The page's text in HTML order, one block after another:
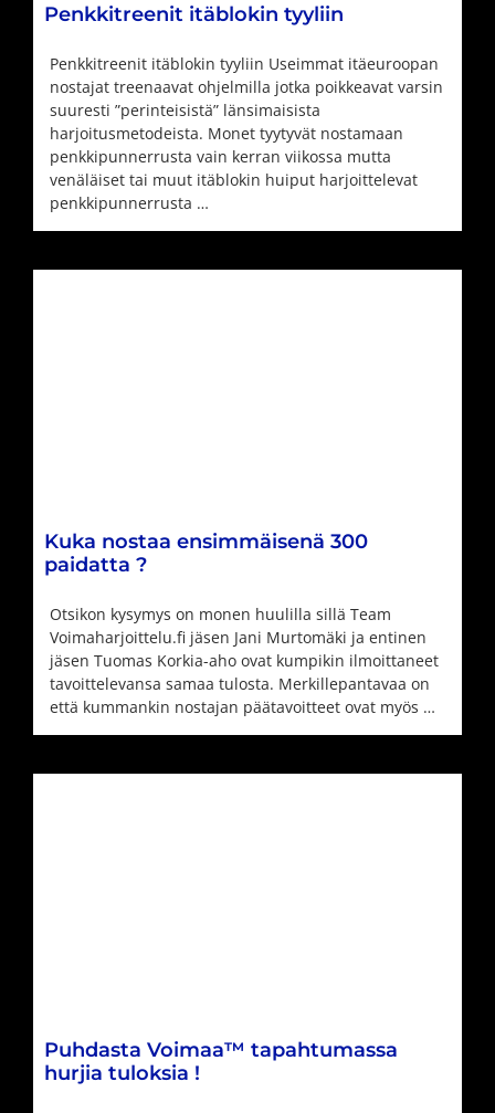
Penkkitreenit itäblokin tyyliin
Penkkitreenit itäblokin tyyliin Useimmat itäeuroopan
nostajat treenaavat ohjelmilla jotka poikkeavat varsin
suuresti ”perinteisistä” länsimaisista
harjoitusmetodeista. Monet tyytyvät nostamaan
penkkipunnerrusta vain kerran viikossa mutta
venäläiset tai muut itäblokin huiput harjoittelevat
penkkipunnerrusta …
Kuka nostaa ensimmäisenä 300
paidatta ?
Otsikon kysymys on monen huulilla sillä Team
Voimaharjoittelu.fi jäsen Jani Murtomäki ja entinen
jäsen Tuomas Korkia-aho ovat kumpikin ilmoittaneet
tavoittelevansa samaa tulosta. Merkillepantavaa on
että kummankin nostajan päätavoitteet ovat myös …
Puhdasta Voimaa™ tapahtumassa
hurjia tuloksia !